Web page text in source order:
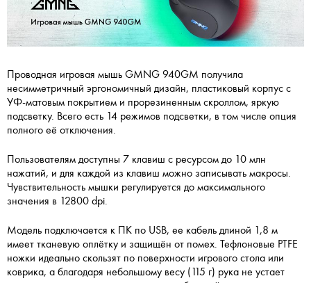
Проводная игровая мышь GMNG 940GM получила
несимметричный эргономичный дизайн, пластиковый корпус с
УФ-матовым покрытием и прорезиненным скроллом, яркую
подсветку. Всего есть 14 режимов подсветки, в том числе опция
полного её отключения.
Пользователям доступны 7 клавиш с ресурсом до 10 млн
нажатий, и для каждой из клавиш можно записывать макросы.
Чувствительность мышки регулируется до максимального
значения в 12800 dpi.
Модель подключается к ПК по USB, ее кабель длиной 1,8 м
имеет тканевую оплётку и защищён от помех. Тефлоновые PTFE
ножки идеально скользят по поверхности игрового стола или
коврика, а благодаря небольшому весу (115 г) рука не устает